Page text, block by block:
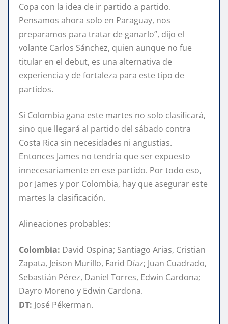
Copa con la idea de ir partido a partido.
Pensamos ahora solo en Paraguay, nos
preparamos para tratar de ganarlo”, dijo el
volante Carlos Sánchez, quien aunque no fue
titular en el debut, es una alternativa de
experiencia y de fortaleza para este tipo de
partidos.
Si Colombia gana este martes no solo clasificará,
sino que llegará al partido del sábado contra
Costa Rica sin necesidades ni angustias.
Entonces James no tendría que ser expuesto
innecesariamente en ese partido. Por todo eso,
por James y por Colombia, hay que asegurar este
martes la clasificación.
Alineaciones probables:
Colombia: David Ospina; Santiago Arias, Cristian
Zapata, Jeison Murillo, Farid Díaz; Juan Cuadrado,
Sebastián Pérez, Daniel Torres, Edwin Cardona;
Dayro Moreno y Edwin Cardona.
DT: José Pékerman.